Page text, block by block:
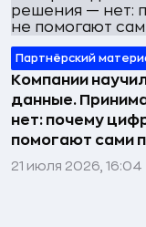
Партнёрский
Компании
данные.
нет: почему
помогают сами
21 июля 2026, 16:04